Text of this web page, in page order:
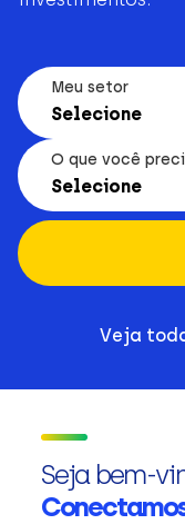
Meu setor
Selecione
O que você
Selecione
Veja
Seja bem-